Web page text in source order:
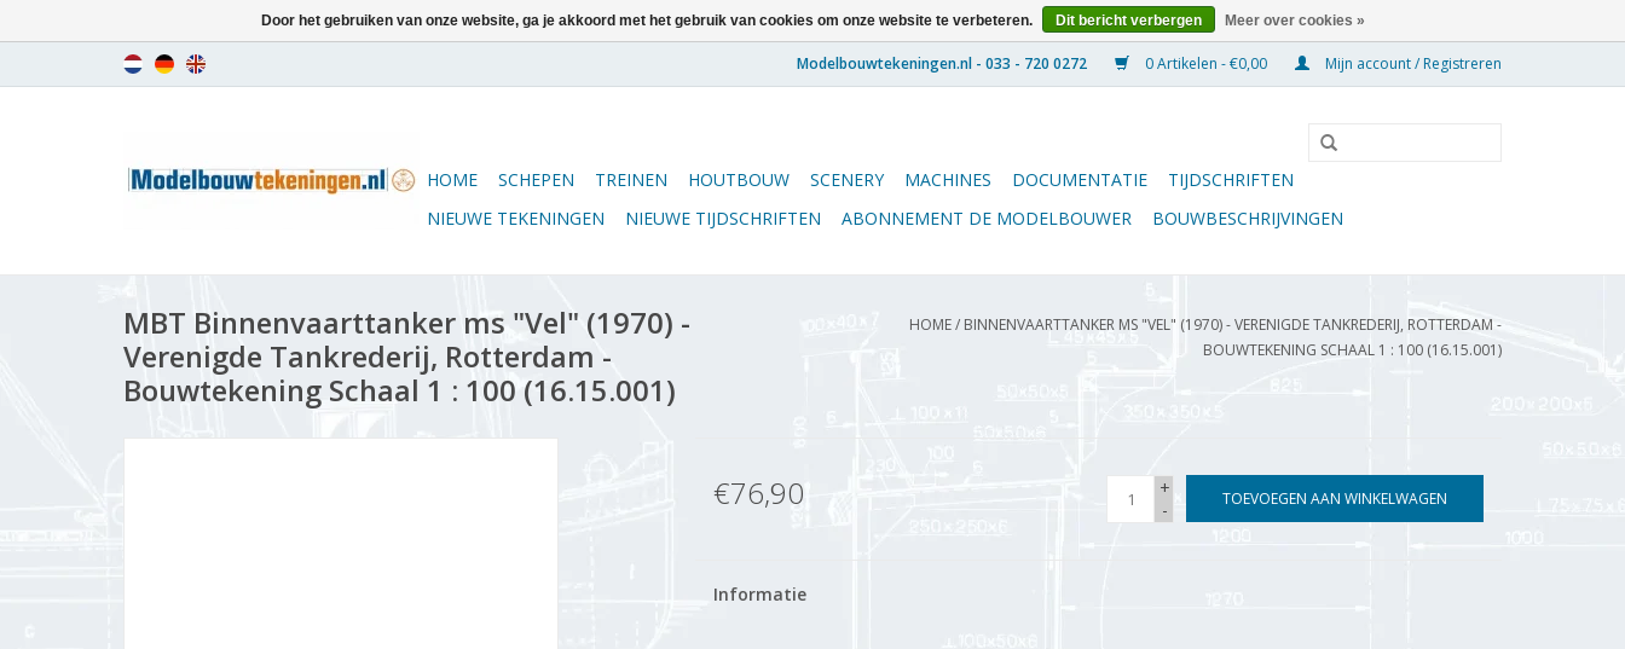
0 Artikelen - €0,00 Mijn account / Registreren
HOME SCHEPEN TREINEN HOUTBOUW SCENERY MACHINES DOCUMENTATIE
TIJDSCHRIFTEN
NIEUWE TEKENINGEN
NIEUWE TIJDSCHRIFTEN ABONNEMENT DE MODELBOUWER BOUWBESCHRIJVINGEN
MBT Binnenvaarttanker ms "Vel" (1970) -
Verenigde Tankrederij, Rotterdam -
Bouwtekening Schaal 1 : 100 (16.15.001)
HOME/ BINNENVAARTTANKER MS "VEL" (1970) - VERENIGDE TANKREDERIJ, ROTTERDAM -
BOUWTEKENING SCHAAL 1 : 100 (16.15.001)
€76,90
+
-
TOEVOEGEN AAN WINKELWAGEN
Informatie
Door het gebruiken van onze website, ga je akkoord met het gebruik van cookies om onze website te verbeteren. Dit bericht verbergen Meer over cookies »